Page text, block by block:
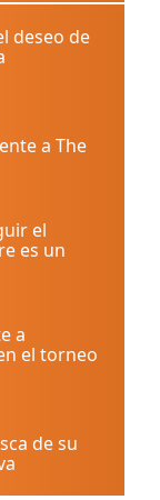
deseo de
a The
el
es un
a
el torneo
de su